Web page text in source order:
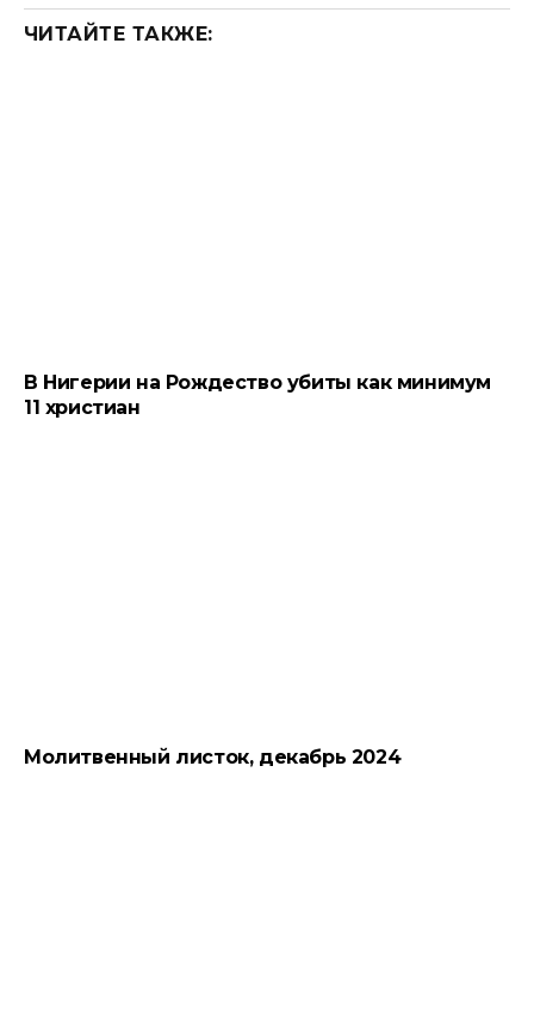
ЧИТАЙТЕ ТАКЖЕ:
В Нигерии на Рождество убиты как минимум
11 христиан
Молитвенный листок, декабрь 2024